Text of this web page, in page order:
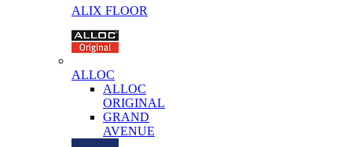
ALIX FLOOR
ALLOC
ALLOC
ORIGINAL
GRAND
AVENUE